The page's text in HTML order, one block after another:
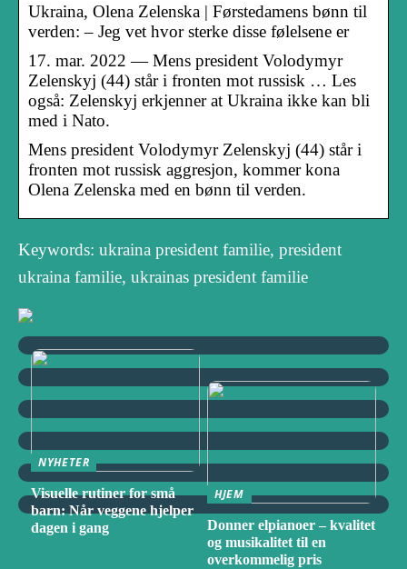
Ukraina, Olena Zelenska | Førstedamens bønn til
verden: – Jeg vet hvor sterke disse følelsene er
17. mar. 2022 — Mens president Volodymyr
Zelenskyj (44) står i fronten mot russisk … Les
også: Zelenskyj erkjenner at Ukraina ikke kan bli
med i Nato.
Mens president Volodymyr Zelenskyj (44) står i
fronten mot russisk aggresjon, kommer kona
Olena Zelenska med en bønn til verden.
Keywords: ukraina president familie, president
ukraina familie, ukrainas president familie
NYHETER
Visuelle rutiner for små
barn: Når veggene hjelper
dagen i gang
HJEM
Donner elpianoer – kvalitet
og musikalitet til en
overkommelig pris